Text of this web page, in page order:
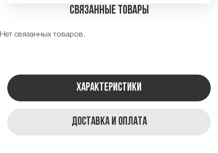
Связанные товары
Нет связанных товаров.
Характеристики
Доставка и оплата